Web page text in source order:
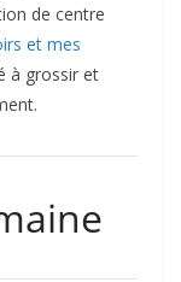
de centre
et mes
à grossir et